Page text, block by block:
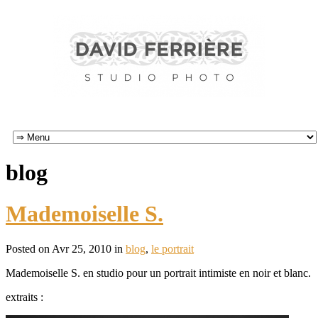
blog
Mademoiselle S.
Posted on Avr 25, 2010 in blog, le portrait
Mademoiselle S. en studio pour un portrait intimiste en noir et blanc.
extraits :